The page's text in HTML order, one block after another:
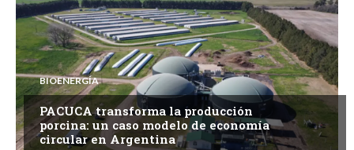
BIOENERGÍA
PACUCA transforma la producción
porcina: un caso modelo de economía
circular en Argentina